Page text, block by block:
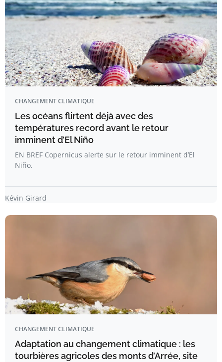
CHANGEMENT CLIMATIQUE
Les océans flirtent déjà avec des
températures record avant le retour
imminent d’El Niño
EN BREF Copernicus alerte sur le retour imminent d’El
Niño.
Kévin Girard
CHANGEMENT CLIMATIQUE
Adaptation au changement climatique : les
tourbières agricoles des monts d’Arrée, site